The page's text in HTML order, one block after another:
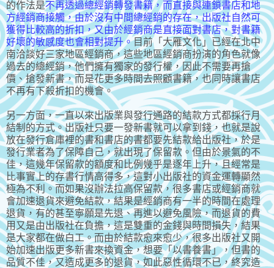
的作法是不再透過總經銷轉發書籍，而直接與連鎖書店和地
方經銷商接觸，由於沒有中間總經銷的存在，出版社自然可
獲得比較高的折扣，又由於經銷商是直接面對書店，對書籍
好壞的敏感度也會相對提升。目前「大雁文化」已經在北中
南洽談好三家地區經銷商，這些地區經銷商扮演的角色就像
過去的總經銷，他們擁有獨家的發行權，因此不需要再搶
價、搶發新書，而是花更多時間去照顧書籍，也同時讓書店
不再有下殺折扣的機會。
另一方面，一直以來出版業與發行通路的結款方式都採行月
結制的方式。出版社只要一發新書就可以拿到錢，也就是說
放在發行倉庫裡的書和書店的書都要先結款給出版社，於是
發行業者為了保障自己，就出現了保留款。但由於景氣的不
佳，這幾年保留款的額度和比例幾乎是逐年上升，且經常是
比事實上的存書行情高得多，這對小出版社的資金運轉顯然
極為不利。而如果沒辦法拉高保留款，很多書店或經銷商就
會加速退貨來避免結款，結果是經銷商有一半的時間在處理
退貨，有的甚至寧願是先退、再進以避免風險，而退貨的費
用又是由出版社在負擔，這是雙重的金錢與時間損失，結果
是大家都在做白工。而由於結款愈來愈少，很多出版社又開
始加速出版更多新書來換資金，想要「以書養書」，但書的
品質不佳，又造成更多的退貨，如此惡性循環不已，終究造